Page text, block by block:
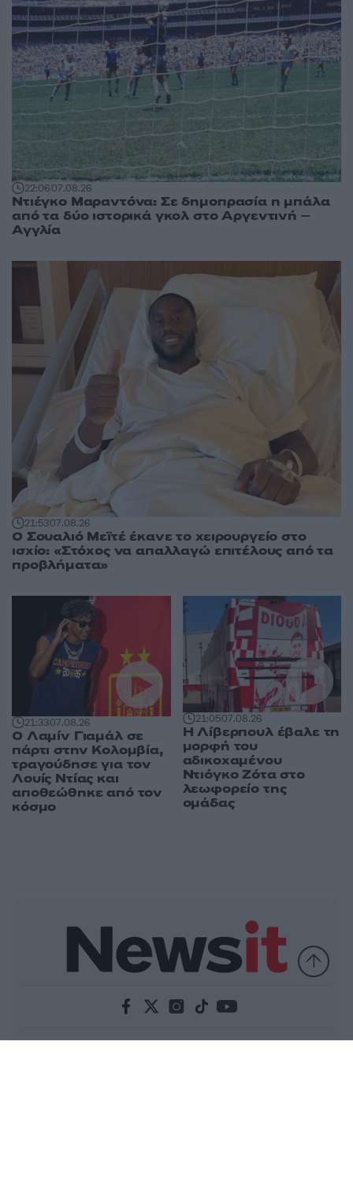
22:0607.08.26
Ντιέγκο Μαραντόνα: Σε δημοπρασία η μπάλα
από τα δύο ιστορικά γκολ στο Αργεντινή –
Αγγλία
21:5307.08.26
Ο Σουαλιό Μεϊτέ έκανε το χειρουργείο στο
ισχίο: «Στόχος να απαλλαγώ επιτέλους από τα
προβλήματα»
21:3307.08.26
Ο Λαμίν Γιαμάλ σε
πάρτι στην Κολομβία,
τραγούδησε για τον
Λουίς Ντίας και
αποθεώθηκε από τον
κόσμο
21:0507.08.26
Η Λίβερπουλ έβαλε τη
μορφή του
αδικοχαμένου
Ντιόγκο Ζότα στο
λεωφορείο της
ομάδας